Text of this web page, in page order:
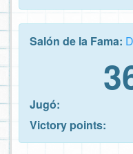
Salón de la Fama:
Jugó:
Victory points: